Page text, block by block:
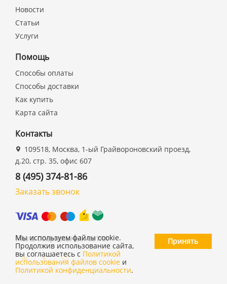
Новости
Статьи
Услуги
Помощь
Способы оплаты
Способы доставки
Как купить
Карта сайта
Контакты
109518, Москва, 1-ый Грайвороновский проезд,
д.20, стр. 35, офис 607
8 (495) 374-81-86
Заказать звонок
Мы в социальных сетях
Мы используем файлы cookie.
Продолжив использование сайта,
вы соглашаетесь с Политикой
использования файлов cookie и
Политикой конфиденциальности.
Принять